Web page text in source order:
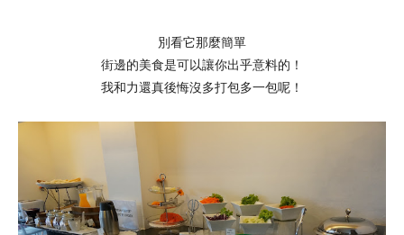
別看它那麼簡單
街邊的美食是可以讓你出乎意料的！
我和力還真後悔沒多打包多一包呢！